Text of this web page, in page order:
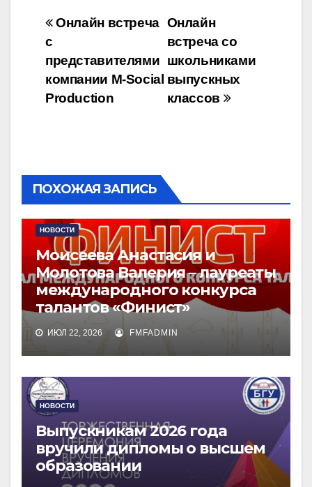
Навигация
по
записям
Онлайн
встреча со
школьниками
выпускных
классов
Онлайн встреча
с
представителями
компании M-Social
Production
ПОХОЖАЯ ЗАПИСЬ
НОВОСТИ
Моисеева Анастасия и
Молотова Валерия – лауреаты
международного конкурса
талантов «Финист»
ИЮЛ 22, 2026 FMFADMIN
НОВОСТИ
Выпускникам 2026 года
вручили дипломы о высшем
образовании